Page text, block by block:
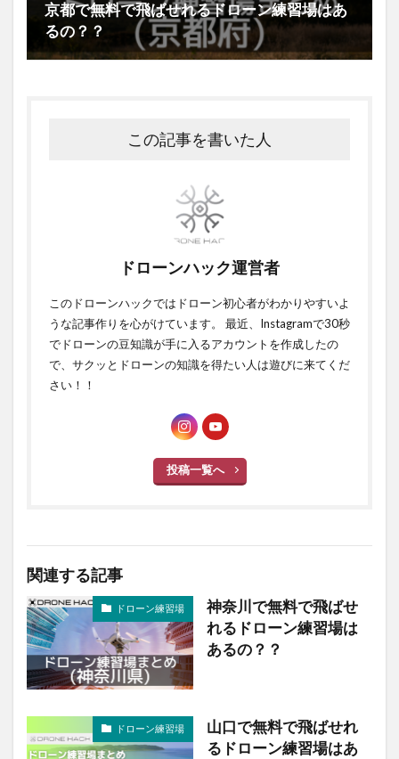
京都で無料で飛ばせれるドローン練習場はあ
るの？？
この記事を書いた人
ドローンハック運営者
このドローンハックではドローン初心者がわかりやすいよ
うな記事作りを心がけています。 最近、Instagramで30秒
でドローンの豆知識が手に入るアカウントを作成したの
で、サクッとドローンの知識を得たい人は遊びに来てくだ
さい！！
投稿一覧へ
関連する記事
ドローン練習場
神奈川で無料で飛ばせ
れるドローン練習場は
あるの？？
ドローン練習場
山口で無料で飛ばせれ
るドローン練習場はあ